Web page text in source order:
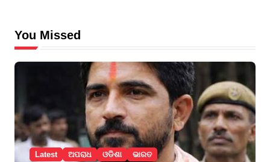
You Missed
Latest ଅପରାଧ ଓଡିଶା ଭାରତ